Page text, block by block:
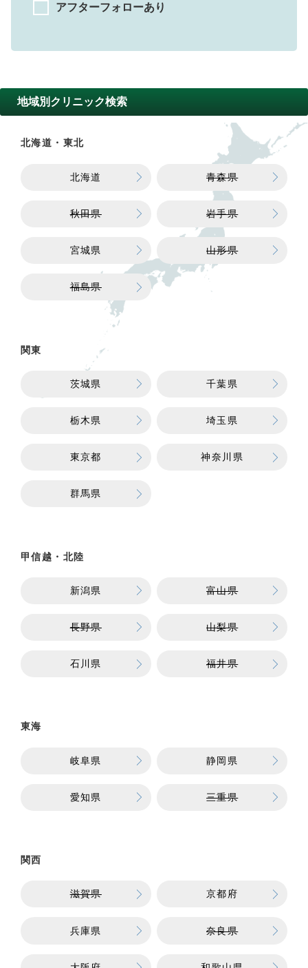
アフターフォローあり
地域別クリニック検索
北海道・東北
北海道 青森県
秋田県 岩手県
宮城県 山形県
福島県
関東
茨城県 千葉県
栃木県 埼玉県
東京都 神奈川県
群馬県
甲信越・北陸
新潟県 富山県
長野県 山梨県
石川県 福井県
東海
岐阜県 静岡県
愛知県 三重県
関西
滋賀県 京都府
兵庫県 奈良県